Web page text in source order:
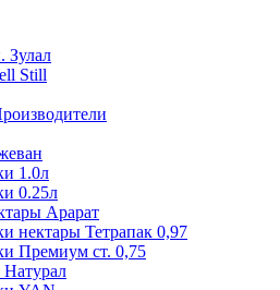
Зулал
Still
1.0л
0.25л
Арарат
нектары Тетрапак 0,97
Премиум ст. 0,75